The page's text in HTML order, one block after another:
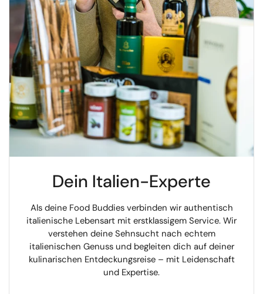
Dein Italien-Experte
Als deine Food Buddies verbinden wir authentisch
italienische Lebensart mit erstklassigem Service. Wir
verstehen deine Sehnsucht nach echtem
italienischen Genuss und begleiten dich auf deiner
kulinarischen Entdeckungsreise – mit Leidenschaft
und Expertise.